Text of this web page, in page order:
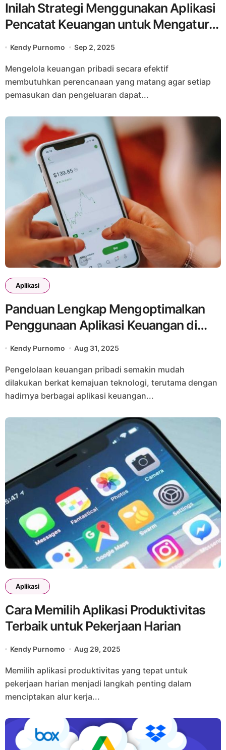
Inilah Strategi Menggunakan Aplikasi
Pencatat Keuangan untuk Mengatur
Anggaran Bulanan
Kendy Purnomo Sep 2, 2025
Mengelola keuangan pribadi secara efektif
membutuhkan perencanaan yang matang agar setiap
pemasukan dan pengeluaran dapat...
Aplikasi
Panduan Lengkap Mengoptimalkan
Penggunaan Aplikasi Keuangan di
Smartphone
Kendy Purnomo Aug 31, 2025
Pengelolaan keuangan pribadi semakin mudah
dilakukan berkat kemajuan teknologi, terutama dengan
hadirnya berbagai aplikasi keuangan...
Aplikasi
Cara Memilih Aplikasi Produktivitas
Terbaik untuk Pekerjaan Harian
Kendy Purnomo Aug 29, 2025
Memilih aplikasi produktivitas yang tepat untuk
pekerjaan harian menjadi langkah penting dalam
menciptakan alur kerja...